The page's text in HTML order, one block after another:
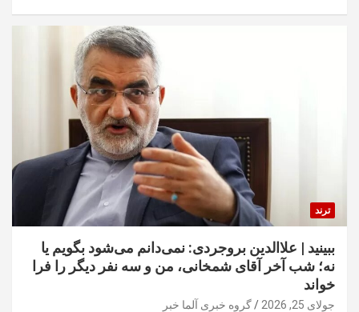
ترند
ببینید | علاالدین بروجردی: نمی‌دانم می‌شود بگویم یا
نه؛ شب آخر آقای شمخانی، من و سه نفر دیگر را فرا
خواند
جولای 25, 2026 گروه خبری آلما خبر